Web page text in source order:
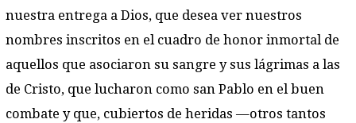
nuestra entrega a Dios, que desea ver nuestros
nombres inscritos en el cuadro de honor inmortal de
aquellos que asociaron su sangre y sus lágrimas a las
de Cristo, que lucharon como san Pablo en el buen
combate y que, cubiertos de heridas —otros tantos